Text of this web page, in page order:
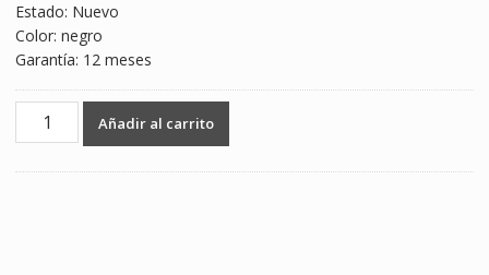
Estado: Nuevo
Color: negro
Garantía: 12 meses
Batería
Añadir al carrito